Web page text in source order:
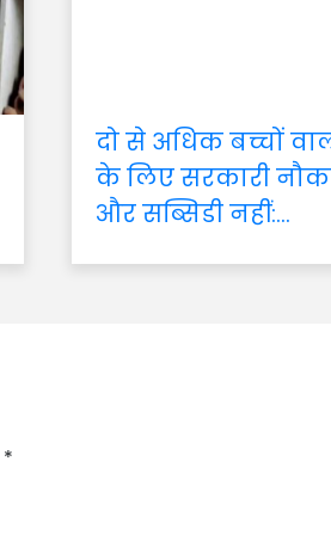
दो से अधिक बच्चों
के लिए सरकारी
और सब्सिडी नहीं:...
*